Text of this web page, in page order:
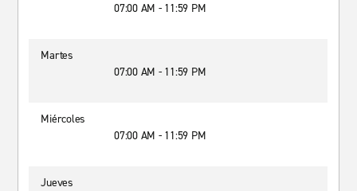
07:00 AM - 11:59 PM
Martes
07:00 AM - 11:59 PM
Miércoles
07:00 AM - 11:59 PM
Jueves